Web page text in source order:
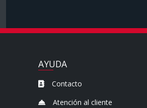
AYUDA
Contacto
Atención al cliente